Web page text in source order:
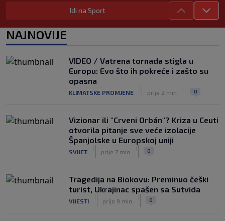
Dalić u Emirate vodi dvojicu velikana
hrvatskog nogometa, evo što će oni
Zlatko Dalić ima novi posao! Postaje
treći Hrvat na kormilu te reprezentacije
SK prije 11 h
Idi na Sport
NAJNOVIJE
VIDEO / Vatrena tornada stigla u
Europu: Evo što ih pokreće i zašto su
opasna
KLIMATSKE PROMJENE prije 2 min 0
Vizionar ili "Crveni Orbán"? Kriza u Ceuti
otvorila pitanje sve veće izolacije
Španjolske u Europskoj uniji
SVIJET prije 7 min 0
Tragedija na Biokovu: Preminuo češki
turist, Ukrajinac spašen sa Sutvida
VIJESTI prije 9 min 0